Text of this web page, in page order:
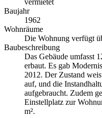
Baujahr
1962
Wohnräume
Die Wohnung verfügt
Baubeschreibung
Das Gebäude umfasst
erbaut. Es gab
2012. Der Zustand
auf, und die
aufgebraucht. Zudem
Einstellplatz zur
m².